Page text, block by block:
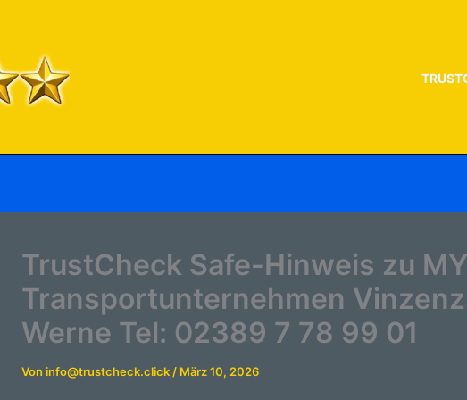
TrustCheck Safe-Hinweis zu
Transportunternehmen
Werne Tel: 02389 7 78 99 01
Von info@trustcheck.click / März 10, 2026